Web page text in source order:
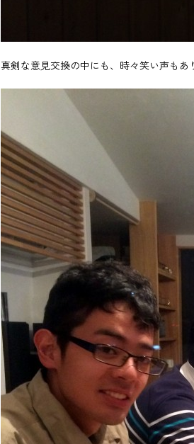
真剣な意見交換の中にも、時々笑い声もあ